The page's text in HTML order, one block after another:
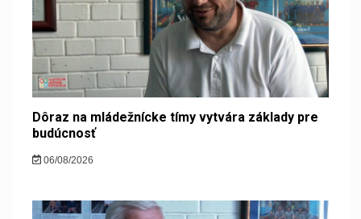
Dôraz na mládežnícke tímy vytvára základy pre
budúcnosť
06/08/2026